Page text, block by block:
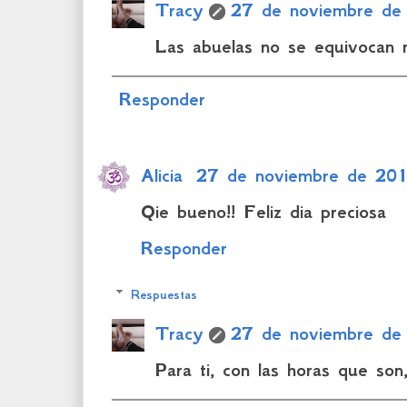
Tracy
27 de noviembre
Las abuelas no se equivocan
Responder
Alicia 27 de noviembre de
Qie bueno!! Feliz dia preciosa
Responder
Respuestas
Tracy
27 de noviembre
Para ti, con las horas que